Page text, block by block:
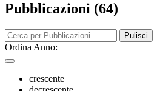
Pubblicazioni (64)
Pulisci
Ordina Anno:
crescente